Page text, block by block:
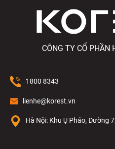
CÔNG TY CỔ PHẦN
1800 8343
lienhe@korest.vn
Hà Nội: Khu Ụ Pháo, Đường